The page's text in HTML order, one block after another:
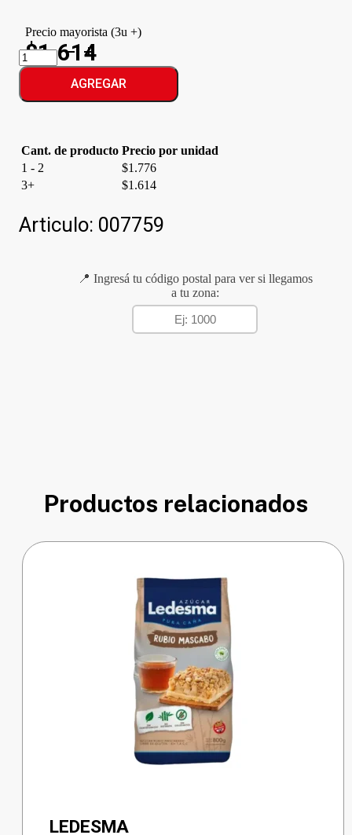
Precio mayorista (3u +)
$1.614
EMETH
BIZCOCH
POUCH
VAINILLA
cantidad
AGREGAR
Cant. de producto Precio por unidad
1 - 2
$1.776
3+
$1.614
Articulo: 007759
📍 Ingresá tu código postal para ver si llegamos
a tu zona:
Productos relacionados
LEDESMA